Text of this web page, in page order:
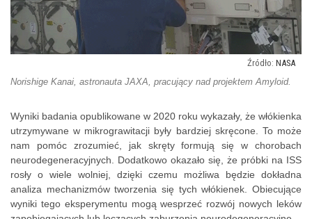
NASA
Norishige Kanai, astronauta JAXA, pracujący nad projektem Amyloid.
Wyniki badania opublikowane w 2020 roku wykazały, że włókienka
utrzymywane w mikrograwitacji były bardziej skręcone. To może
nam pomóc zrozumieć, jak skręty formują się w chorobach
neurodegeneracyjnych. Dodatkowo okazało się, że próbki na ISS
rosły o wiele wolniej, dzięki czemu możliwa będzie dokładna
analiza mechanizmów tworzenia się tych włókienek. Obiecujące
wyniki tego eksperymentu mogą wesprzeć rozwój nowych leków